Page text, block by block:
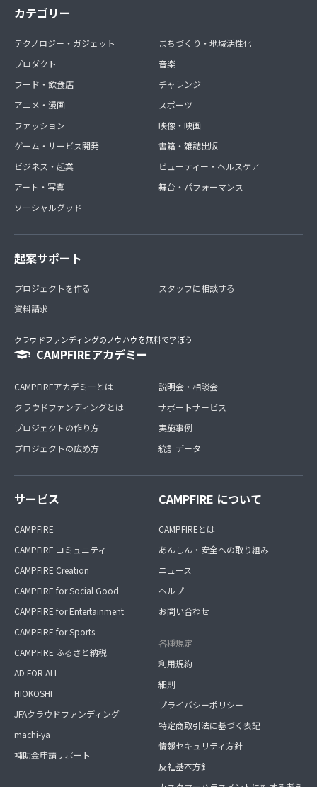
カテゴリー
テクノロジー・ガジェット
プロダクト
フード・飲食店
アニメ・漫画
ファッション
ゲーム・サービス開発
ビジネス・起業
アート・写真
ソーシャルグッド
まちづくり・地域活性化
音楽
チャレンジ
スポーツ
映像・映画
書籍・雑誌出版
ビューティー・ヘルスケア
舞台・パフォーマンス
起案サポート
プロジェクトを作る
資料請求
スタッフに相談する
クラウドファンディングのノウハウを無料で学ぼう
CAMPFIREアカデミー
CAMPFIREアカデミーとは
クラウドファンディングとは
プロジェクトの作り方
プロジェクトの広め方
説明会・相談会
サポートサービス
実施事例
統計データ
サービス
CAMPFIRE
CAMPFIRE コミュニティ
CAMPFIRE Creation
CAMPFIRE for Social Good
CAMPFIRE for Entertainment
CAMPFIRE for Sports
CAMPFIRE ふるさと納税
AD FOR ALL
HIOKOSHI
JFAクラウドファンディング
machi-ya
補助金申請サポート
CAMPFIRE について
CAMPFIREとは
あんしん・安全への取り組み
ニュース
ヘルプ
お問い合わせ
各種規定
利用規約
細則
プライバシーポリシー
特定商取引法に基づく表記
情報セキュリティ方針
反社基本方針